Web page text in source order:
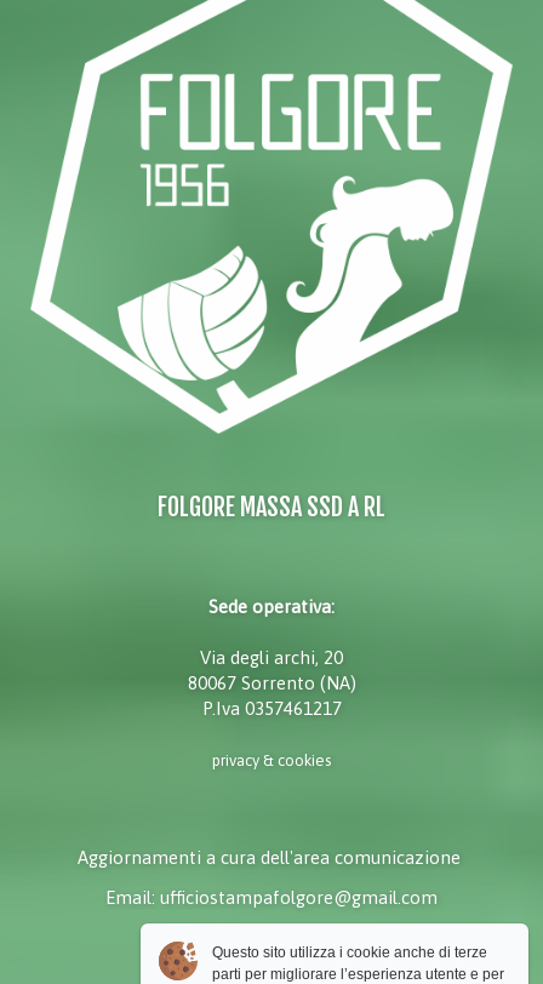
FOLGORE MASSA SSD A RL
Sede operativa:
Via degli archi, 20
80067 Sorrento (NA)
P.Iva 0357461217
privacy & cookies
Aggiornamenti a cura dell'area comunicazione
Email: ufficiostampafolgore@gmail.com
Questo sito utilizza i cookie anche di terze
parti per migliorare l’esperienza utente e per